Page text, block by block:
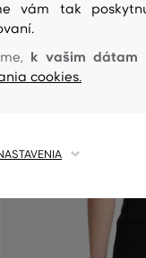
ČISTENIE
vám tak
k vašim dátam
cookies.